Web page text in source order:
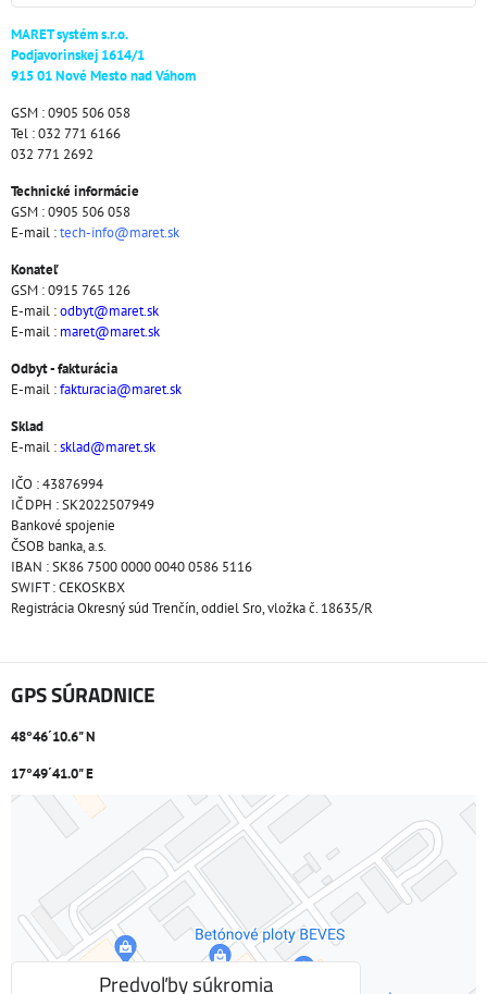
MARET systém s.r.o.
Podjavorinskej 1614/1
915 01 Nové Mesto nad Váhom
GSM : 0905 506 058
Tel : 032 771 6166
032 771 2692
Technické informácie
GSM : 0905 506 058
E-mail :tech-info@maret.sk
Konateľ
GSM : 0915 765 126
E-mail :odbyt@maret.sk
E-mail : maret@maret.sk
Odbyt - fakturácia
E-mail :fakturacia@maret.sk
Sklad
E-mail :sklad@maret.sk
IČO : 43876994
IČ DPH : SK2022507949
Bankové spojenie
ČSOB banka, a.s.
IBAN : SK86 7500 0000 0040 0586 5116
SWIFT : CEKOSKBX
Registrácia Okresný súd Trenčín, oddiel Sro, vložka č. 18635/R
GPS SÚRADNICE
48°46´10.6" N
17°49´41.0" E
Externý obsah je blokovaný Voľbami súkromia
Prajete si načítať externý obsah?
Povoliť tentokrát
Predvoľby súkromia